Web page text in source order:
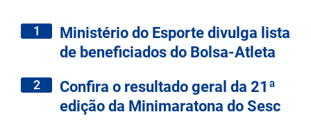
1
Ministério do Esporte divulga lista
de beneficiados do Bolsa-Atleta
2
Confira o resultado geral da 21ª
edição da Minimaratona do Sesc